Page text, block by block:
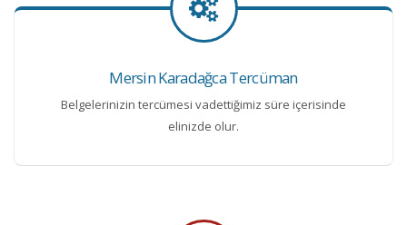
Mersin Karadağca Tercüman
Belgelerinizin tercümesi vadettiğimiz süre içerisinde
elinizde olur.